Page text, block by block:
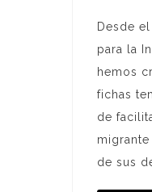
Desde
para la
hemos
fichas
de
de sus